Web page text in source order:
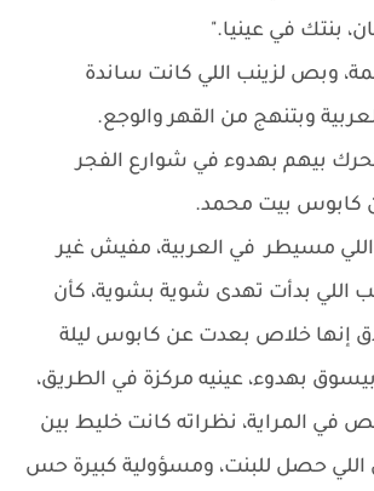
بنتك في عينيا."
وبص لزينب اللي كانت ساندة
وبتنهج من القهر والوجع.
بيهم بهدوء في شوارع الفجر
كابوس بيت محمد.
مسيطر في العربية، مفيش غير
اللي بدأت تهدى شوية بشوية، كأن
إنها خلاص بعدت عن كابوس ليلة
بهدوء، عينيه مركزة في الطريق،
المراية، نظراته كانت خليط بين
حصل للبنت، ومسؤولية كبيرة حس